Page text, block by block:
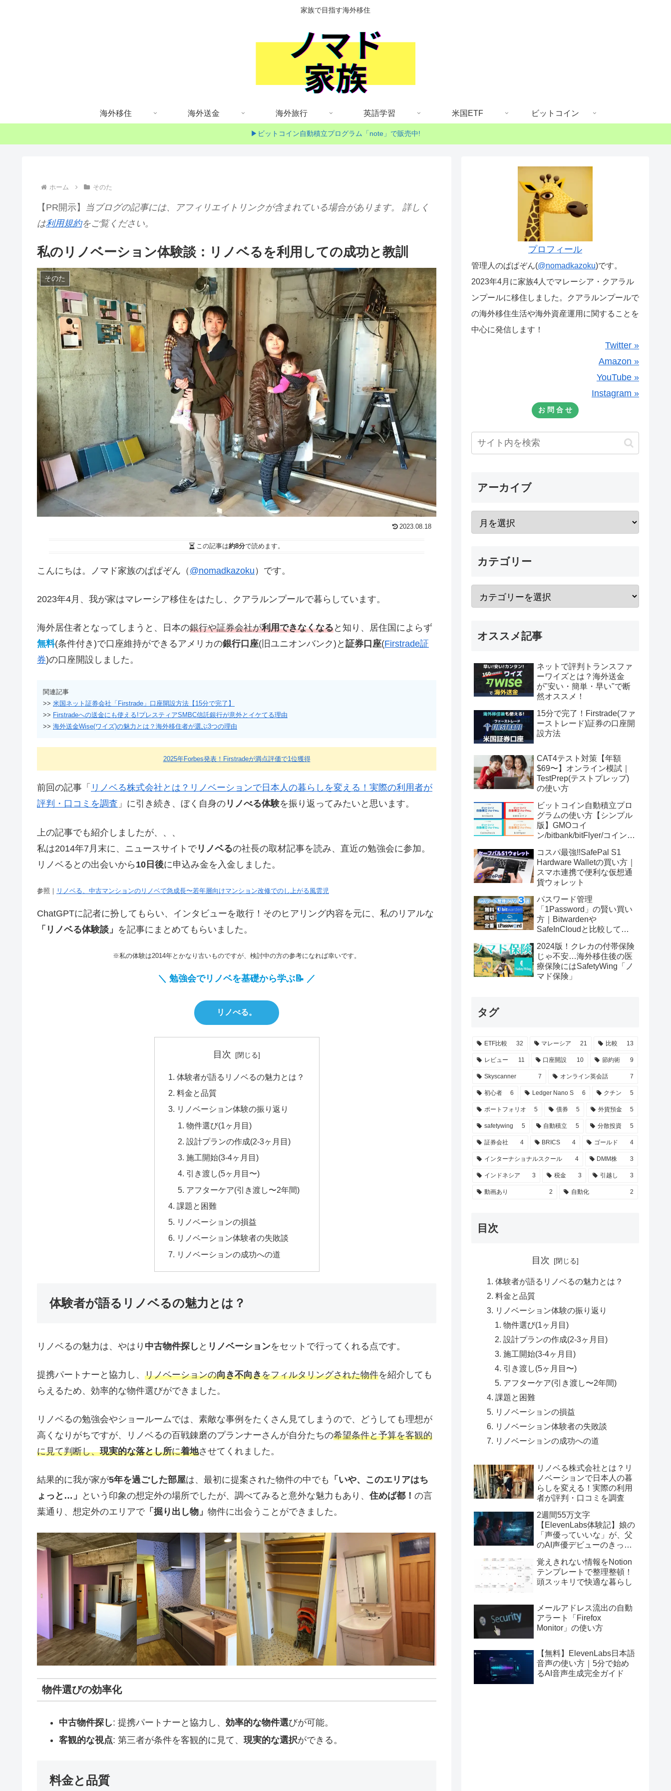
家族で目指す海外移住
海外移住 海外送金 海外旅行 英語学習 米国ETF ビットコイン
▶ビットコイン自動積立プログラム「note」で販売中!
ホーム そのた
【PR開示】
当ブログの記事には、アフィリエイトリンクが含まれている場合があります。 詳しく
は利用規約をご覧ください。
私のリノベーション体験談：リノベるを利用しての成功と教訓
そのた
2023.08.18
この記事は約8分で読めます。
こんにちは。ノマド家族のぱぱぞん（ @nomadkazoku ）です。
2023年4月、我が家はマレーシア移住をはたし、クアラルンプールで暮らしています。
海外居住者となってしまうと、日本の銀行や証券会社が利用できなくなると知り、居住国によらず
無料(条件付き)で口座維持ができるアメリカの銀行口座(旧ユニオンバンク)と 証券口座(Firstrade証
券)の口座開設しました。
関連記事
>> 米国ネット証券会社「Firstrade」口座開設方法【15分で完了】
>> Firstradeへの送金にも使える!プレスティアSMBC信託銀行が意外とイケてる理由
>> 海外送金Wise(ワイズ)の魅力とは？海外移住者が選ぶ3つの理由
2025年Forbes発表！Firstradeが満点評価で1位獲得
前回の記事「 リノベる株式会社とは？リノベーションで日本人の暮らしを変える！実際の利用者が
評判・口コミを調査 」に引き続き、ぼく自身の リノべる体験を振り返ってみたいと思います。
上の記事でも紹介しましたが、、、
私は2014年7月末に、ニュースサイトでリノベるの社長の取材記事を読み、直近の勉強会に参加。
リノベるとの出会いから 10日後に申込み金を入金しました。
参照｜ リノベる、中古マンションのリノベで急成長〜若年層向けマンション改修でのし上がる風雲児
ChatGPTに記者に扮してもらい、インタビューを敢行！そのヒアリング内容を元に、私のリアルな
「リノベる体験談」 を記事にまとめてもらいました。
※私の体験は2014年とかなり古いものですが、検討中の方の参考になれば幸いです。
＼ 勉強会でリノベを基礎から学ぶ📝 ／
リノべる。
目次
体験者が語るリノベるの魅力とは？
料金と品質
リノベーション体験の振り返り
物件選び(1ヶ月目)
設計プランの作成(2-3ヶ月目)
施工開始(3-4ヶ月目)
引き渡し(5ヶ月目〜)
アフターケア(引き渡し〜2年間)
課題と困難
リノベーションの損益
リノベーション体験者の失敗談
リノベーションの成功への道
体験者が語るリノベるの魅力とは？
リノベるの魅力は、やはり 中古物件探し と リノベーションをセットで行ってくれる点です。
提携パートナーと協力し、 リノベーションの向き不向きをフィルタリングされた物件を紹介しても
らえるため、効率的な物件選びができました。
リノベるの勉強会やショールームでは、素敵な事例をたくさん見てしまうので、どうしても理想が
高くなりがちですが、リノベるの百戦錬磨のプランナーさんが自分たちの希望条件と予算を客観的
に見て判断し、現実的な落とし所に着地させてくれました。
結果的に我が家が5年を過ごした部屋は、最初に提案された物件の中でも
「いや、このエリアはち
ょっと…」
という印象の想定外の場所でしたが、調べてみると意外な魅力もあり、住めば都！ の言
葉通り、想定外のエリアで「掘り出し物」 物件に出会うことができました。
物件選びの効率化
中古物件探し: 提携パートナーと協力し、 効率的な物件選びが可能。
客観的な視点: 第三者が条件を客観的に見て、 現実的な選択ができる。
料金と品質
プロフィール
管理人のぱぱぞん(@nomadkazoku)です。
2023年4月に家族4人でマレーシア・クアラル
ンプールに移住しました。クアラルンプールで
の海外移住生活や海外資産運用に関することを
中心に発信します！
Twitter »
Amazon »
YouTube »
Instagram »
お 問 合 せ
アーカイブ
カテゴリー
オススメ記事
ネットで評判トランスファ
ーワイズとは？海外送金
が"安い・簡単・早い"で断
然オススメ！
15分で完了！Firstrade(ファ
ーストレード)証券の口座開
設方法
CAT4テスト対策【年額
$69〜】オンライン模試｜
TestPrep(テストプレップ)
の使い方
ビットコイン自動積立プロ
グラムの使い方【シンプル
版】GMOコイ
ン/bitbank/bitFlyer/コインチ
コスパ最強!!SafePal S1
Hardware Walletの買い方｜
スマホ連携で便利な仮想通
貨ウォレット
パスワード管理
「1Password」の賢い買い
方｜Bitwardenや
SafeInCloudと比較してみ
2024版！クレカの付帯保険
じゃ不安…海外移住後の医
療保険にはSafetyWing「ノ
マド保険」
タグ
ETF比較 32 マレーシア 21 比較 13
レビュー 11 口座開設 10 節約術 9
Skyscanner 7 オンライン英会話 7
初心者 6 Ledger Nano S 6 クチン 5
ポートフォリオ 5 債券 5 外貨預金 5
safetywing 5 自動積立 5 分散投資 5
証券会社 4 BRICS 4 ゴールド 4
インターナショナルスクール 4 DMM株 3
インドネシア 3 税金 3 引越し 3
動画あり 2 自動化 2
目次
目次
体験者が語るリノベるの魅力とは？
料金と品質
リノベーション体験の振り返り
物件選び(1ヶ月目)
設計プランの作成(2-3ヶ月目)
施工開始(3-4ヶ月目)
引き渡し(5ヶ月目〜)
アフターケア(引き渡し〜2年間)
課題と困難
リノベーションの損益
リノベーション体験者の失敗談
リノベーションの成功への道
リノベる株式会社とは？リ
ノベーションで日本人の暮
らしを変える！実際の利用
者が評判・口コミを調査
2週間55万文字
【ElevenLabs体験記】娘の
「声優っていいな」が、父
のAI声優デビューのきっか
覚えきれない情報をNotion
テンプレートで整理整頓！
頭スッキリで快適な暮らし
メールアドレス流出の自動
アラート「Firefox
Monitor」の使い方
【無料】ElevenLabs日本語
音声の使い方｜5分で始め
るAI音声生成完全ガイド